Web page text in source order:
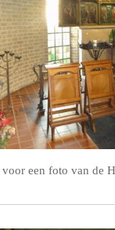
voor een foto van de